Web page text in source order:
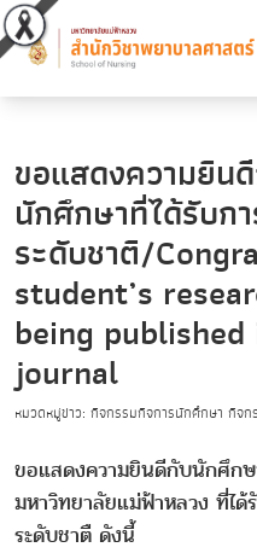
ขอแสดงความยิน
นักศึกษาที่ได้รับก
ระดับชาติ/
student’s
being
journal
หมวดหมู่ข่าว: กิจกรรมกิจการนักศึกษา กิจ
ขอแสดงความยินดีกับนักศึก
มหาวิทยาลัยแม่ฟ้าหลวง ที่ได้
ระดับชาตื ดังนี้